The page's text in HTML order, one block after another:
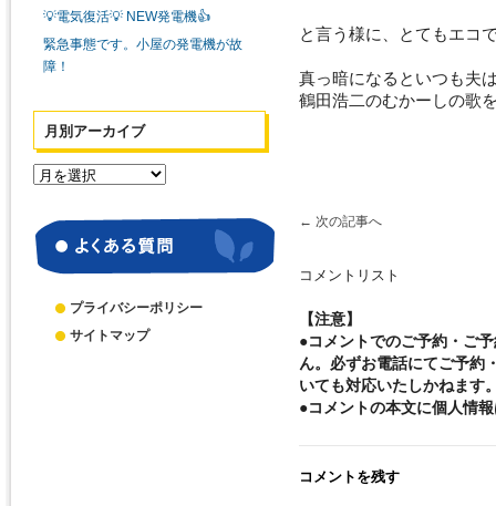
と言う様に、とてもエコ
真っ暗になるといつも夫
鶴田浩二のむかーしの歌
← 次の記事へ
コメントリスト
【注意】
●コメントでのご予約・ご
ん。必ずお電話にてご予約
いても対応いたしかねます
●コメントの本文に個人情
コメントを残す
💡電気復活💡 NEW発電機👍
緊急事態です。小屋の発電機が故
障！
月別アーカイブ
月
ー
カ
プライバシーポリシー
サイトマップ